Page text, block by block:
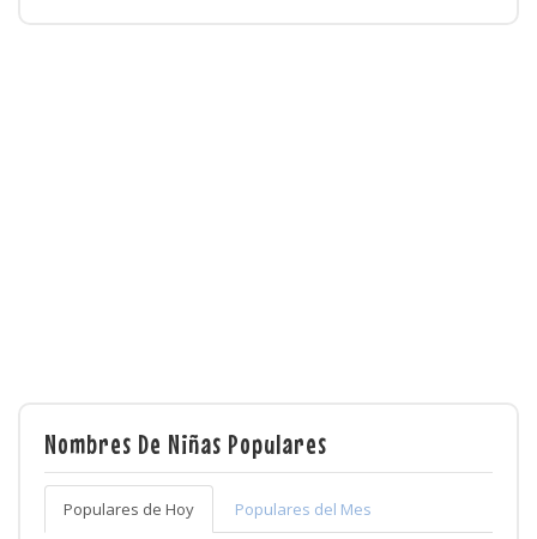
Nombres De Niñas Populares
Populares de Hoy Populares del Mes